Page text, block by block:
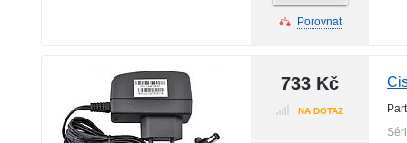
Porovnat
733 Kč
NA DOTAZ